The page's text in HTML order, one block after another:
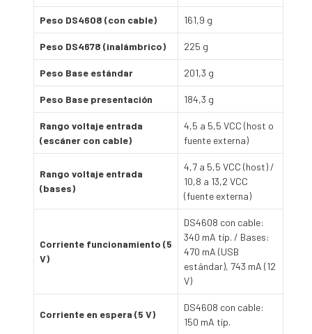
Peso DS4608 (con cable) 161,9 g
Peso DS4678 (inalámbrico) 225 g
Peso Base estándar 201,3 g
Peso Base presentación 184,3 g
Rango voltaje entrada
(escáner con cable)
4,5 a 5,5 VCC (host o
fuente externa)
Rango voltaje entrada
(bases)
4,7 a 5,5 VCC (host) /
10,8 a 13,2 VCC
(fuente externa)
Corriente funcionamiento (5
V)
DS4608 con cable:
340 mA típ. / Bases:
470 mA (USB
estándar), 743 mA (12
V)
Corriente en espera (5 V)
DS4608 con cable:
150 mA típ.